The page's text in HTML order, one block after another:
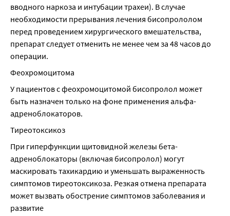
вводного наркоза и интубации трахеи). В случае
необходимости прерывания лечения бисопрололом
перед проведением хирургического вмешательства,
препарат следует отменить не менее чем за 48 часов до
операции.
Феохромоцитома
У пациентов с феохромоцитомой бисопролол может
быть назначен только на фоне применения альфа-
адреноблокаторов.
Тиреотоксикоз
При гиперфункции щитовидной железы бета-
адреноблокаторы (включая бисопролол) могут
маскировать тахикардию и уменьшать выраженность
симптомов тиреотоксикоза. Резкая отмена препарата
может вызвать обострение симптомов заболевания и
развитие